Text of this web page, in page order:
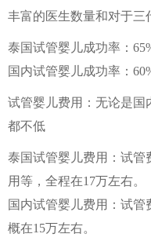
丰富的医生数量和对于三
泰国试管婴儿成功率：
国内试管婴儿成功率：
试管婴儿费用：无论是国
都不低
泰国试管婴儿费用：试管
用等，全程在17万左右。
国内试管婴儿费用：试管
概在15万左右。